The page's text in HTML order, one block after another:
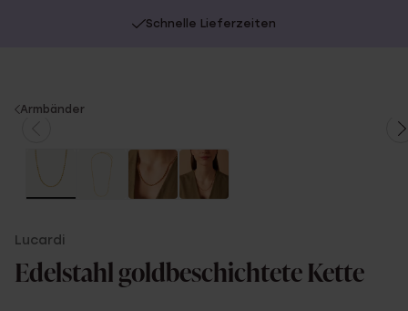
Schnelle Lieferzeiten
You
here:
Armbänder
Lucardi
Edelstahl goldbeschichtete Kette